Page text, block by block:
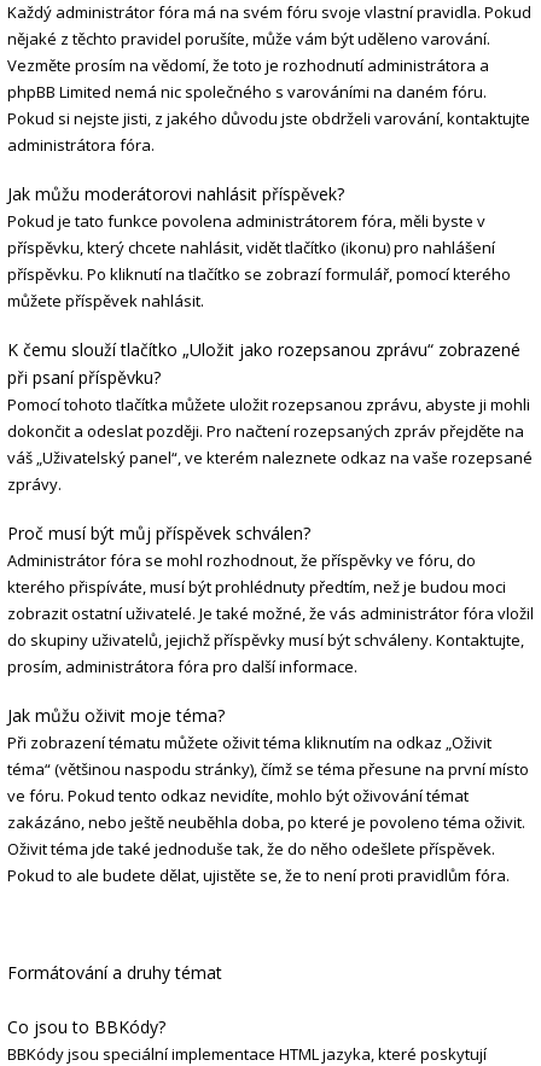
Každý administrátor fóra má na svém fóru svoje vlastní pravidla. Pokud
nějaké z těchto pravidel porušíte, může vám být uděleno varování.
Vezměte prosím na vědomí, že toto je rozhodnutí administrátora a
phpBB Limited nemá nic společného s varováními na daném fóru.
Pokud si nejste jisti, z jakého důvodu jste obdrželi varování, kontaktujte
administrátora fóra.
Jak můžu moderátorovi nahlásit příspěvek?
Pokud je tato funkce povolena administrátorem fóra, měli byste v
příspěvku, který chcete nahlásit, vidět tlačítko (ikonu) pro nahlášení
příspěvku. Po kliknutí na tlačítko se zobrazí formulář, pomocí kterého
můžete příspěvek nahlásit.
K čemu slouží tlačítko „Uložit jako rozepsanou zprávu“ zobrazené
při psaní příspěvku?
Pomocí tohoto tlačítka můžete uložit rozepsanou zprávu, abyste ji mohli
dokončit a odeslat později. Pro načtení rozepsaných zpráv přejděte na
váš „Uživatelský panel“, ve kterém naleznete odkaz na vaše rozepsané
zprávy.
Proč musí být můj příspěvek schválen?
Administrátor fóra se mohl rozhodnout, že příspěvky ve fóru, do
kterého přispíváte, musí být prohlédnuty předtím, než je budou moci
zobrazit ostatní uživatelé. Je také možné, že vás administrátor fóra vložil
do skupiny uživatelů, jejichž příspěvky musí být schváleny. Kontaktujte,
prosím, administrátora fóra pro další informace.
Jak můžu oživit moje téma?
Při zobrazení tématu můžete oživit téma kliknutím na odkaz „Oživit
téma“ (většinou naspodu stránky), čímž se téma přesune na první místo
ve fóru. Pokud tento odkaz nevidíte, mohlo být oživování témat
zakázáno, nebo ještě neuběhla doba, po které je povoleno téma oživit.
Oživit téma jde také jednoduše tak, že do něho odešlete příspěvek.
Pokud to ale budete dělat, ujistěte se, že to není proti pravidlům fóra.
Formátování a druhy témat
Co jsou to BBKódy?
BBKódy jsou speciální implementace HTML jazyka, které poskytují